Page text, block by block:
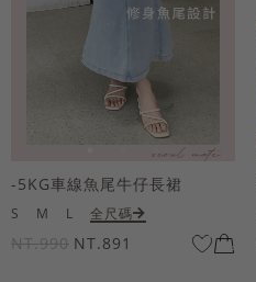
-5KG車線魚尾牛仔長裙
S M L 全尺碼
NT.990 NT.891